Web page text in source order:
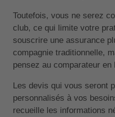
Toutefois, vous ne serez
club, ce qui limite votre
souscrire une assurance
compagnie traditionnelle,
pensez au comparateur en
Les devis qui vous seront
personnalisés à vos
recueille les informations